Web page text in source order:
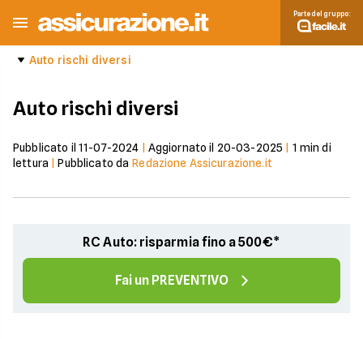
Parte del gruppo:
Auto rischi diversi
Auto rischi diversi
Pubblicato il 11-07-2024 Aggiornato il 20-03-2025 1 min di
lettura |Pubblicato da Redazione Assicurazione.it
RC Auto: risparmia fino a 500€*
Fai un PREVENTIVO